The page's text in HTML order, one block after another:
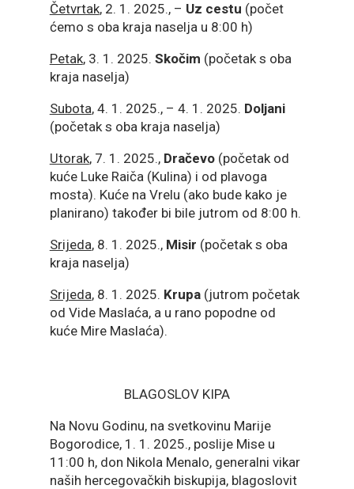
Četvrtak, 2. 1. 2025., – Uz cestu (počet
ćemo s oba kraja naselja u 8:00 h)
Petak, 3. 1. 2025. Skočim (početak s oba
kraja naselja)
Subota, 4. 1. 2025., – 4. 1. 2025. Doljani
(početak s oba kraja naselja)
Utorak, 7. 1. 2025., Dračevo(početak od
kuće Luke Raiča (Kulina) i od plavoga
mosta). Kuće na Vrelu (ako bude kako je
planirano) također bi bile jutrom od 8:00 h.
Srijeda, 8. 1. 2025., Misir (početak s oba
kraja naselja)
Srijeda, 8. 1. 2025. Krupa(jutrom početak
od Vide Maslaća, a u rano popodne od
kuće Mire Maslaća).
BLAGOSLOV KIPA
Na Novu Godinu, na svetkovinu Marije
Bogorodice, 1. 1. 2025., poslije Mise u
11:00 h, don Nikola Menalo, generalni vikar
naših hercegovačkih biskupija, blagoslovit